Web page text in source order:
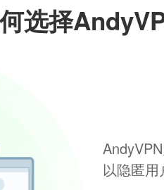
选择
以隐匿用